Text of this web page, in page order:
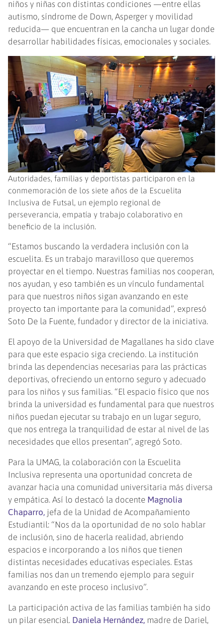
niños y niñas con distintas condiciones —entre ellas
autismo, síndrome de Down, Asperger y movilidad
reducida— que encuentran en la cancha un lugar donde
desarrollar habilidades físicas, emocionales y sociales.
Autoridades, familias y deportistas participaron en la
conmemoración de los siete años de la Escuelita
Inclusiva de Futsal, un ejemplo regional de
perseverancia, empatía y trabajo colaborativo en
beneficio de la inclusión.
“Estamos buscando la verdadera inclusión con la
escuelita. Es un trabajo maravilloso que queremos
proyectar en el tiempo. Nuestras familias nos cooperan,
nos ayudan, y eso también es un vínculo fundamental
para que nuestros niños sigan avanzando en este
proyecto tan importante para la comunidad”, expresó
Soto De la Fuente, fundador y director de la iniciativa.
El apoyo de la Universidad de Magallanes ha sido clave
para que este espacio siga creciendo. La institución
brinda las dependencias necesarias para las prácticas
deportivas, ofreciendo un entorno seguro y adecuado
para los niños y sus familias. “El espacio físico que nos
brinda la universidad es fundamental para que nuestros
niños puedan ejecutar su trabajo en un lugar seguro,
que nos entrega la tranquilidad de estar al nivel de las
necesidades que ellos presentan”, agregó Soto.
Para la UMAG, la colaboración con la Escuelita
Inclusiva representa una oportunidad concreta de
avanzar hacia una comunidad universitaria más diversa
y empática. Así lo destacó la docente Magnolia
Chaparro, jefa de la Unidad de Acompañamiento
Estudiantil: “Nos da la oportunidad de no solo hablar
de inclusión, sino de hacerla realidad, abriendo
espacios e incorporando a los niños que tienen
distintas necesidades educativas especiales. Estas
familias nos dan un tremendo ejemplo para seguir
avanzando en este proceso inclusivo”.
La participación activa de las familias también ha sido
un pilar esencial. Daniela Hernández, madre de Dariel,